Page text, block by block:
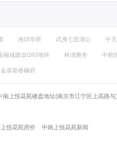
海玥华府 武夷七里湖山 中
融城建设G93地块 林湖雅舍 中粮
金基新睿樾府
上悦花苑楼盘地址(南京市江宁区上高路
悦花苑房价 中南上悦花苑新闻